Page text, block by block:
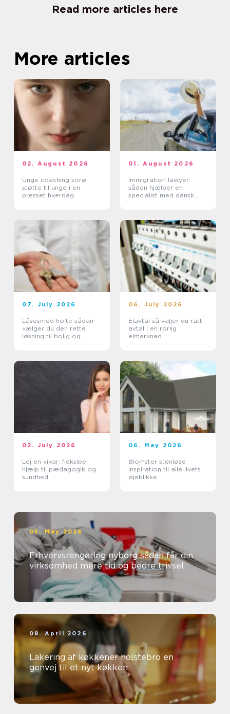
Read more articles here
More articles
02. August 2026
Unge coaching sorø
støtte til unge i en
presset hverdag
01. August 2026
Immigration lawyer:
sådan hjælper en
specialist med dansk
07. July 2026
Låsesmed holte sådan
vælger du den rette
løsning til bolig og
06. July 2026
Elavtal så väljer du rätt
avtal i en rörlig
elmarknad
02. July 2026
Lej en vikar: fleksibel
hjælp til pædagogik og
sundhed
06. May 2026
Blomster stenløse
inspiration til alle livets
øjeblikke
05. May 2026
Erhvervsrengøring nyborg sådan får din
virksomhed mere tid og bedre trivsel
08. April 2026
Lakering af køkkener holstebro en
genvej til et nyt køkken